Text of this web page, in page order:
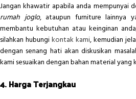
Jangan khawatir apabila anda mempunyai
rumah joglo, ataupun furniture lainnya
membantu kebutuhan atau keinginan
silahkan hubungikontak kami, kemudian
dengan senang hati akan diskusikan
kami sesuaikan dengan bahan material yang
4. Harga Terjangkau